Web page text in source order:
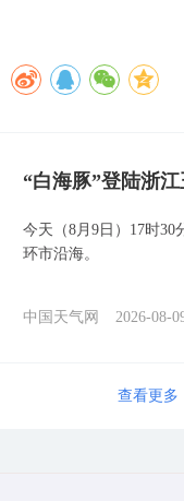
“白海豚”登陆浙
今天（8月9日）17时30
环市沿海。
中国天气网 2026-08-
查看更多